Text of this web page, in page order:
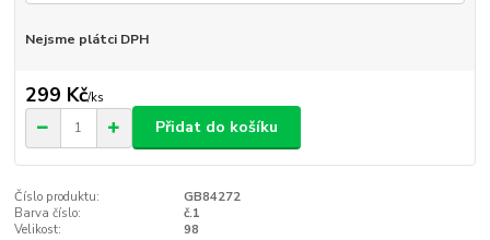
Nejsme plátci DPH
299 Kč/ks
Přidat do košíku
Číslo produktu:
GB84272
Barva číslo:
č.1
Velikost:
98